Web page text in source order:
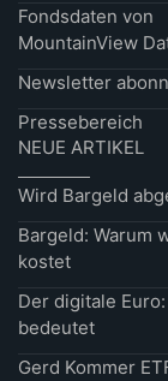
Fondsdaten von
MountainView
Newsletter
Pressebereich
NEUE ARTIKEL
Wird Bargeld
Bargeld: Warum
kostet
Der digitale
bedeutet
Gerd Kommer